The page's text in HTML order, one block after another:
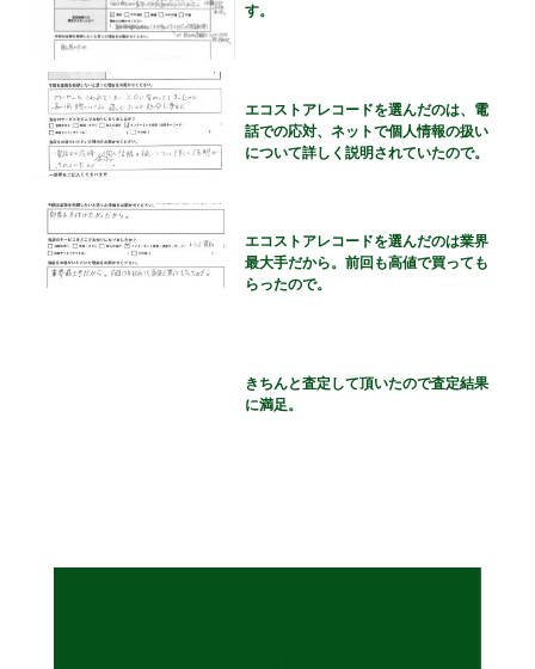
す。
エコストアレコードを選んだのは、電
話での応対、ネットで個人情報の扱い
について詳しく説明されていたので。
エコストアレコードを選んだのは業界
最大手だから。前回も高値で買っても
らったので。
きちんと査定して頂いたので査定結果
に満足。